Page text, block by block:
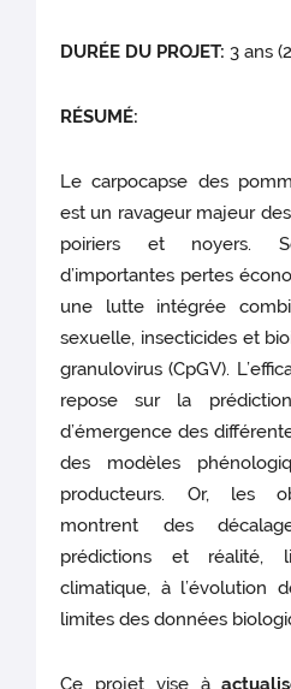
DURÉE DU PROJET:3 ans
RÉSUMÉ:
Le carpocapse des
est un ravageur majeur
poiriers et noyers.
d’importantes pertes
une lutte intégrée
sexuelle, insecticides et
granulovirus (CpGV).
repose sur la
d’émergence des
des modèles
producteurs. Or, les
montrent des
prédictions et réalité,
climatique, à l’évolution
limites des données
Ce projet vise à